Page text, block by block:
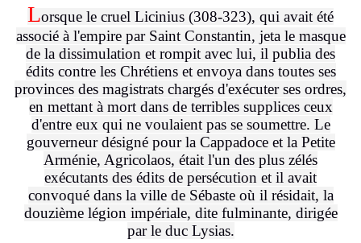
Lorsque le cruel Licinius (308-323), qui avait été
associé à l'empire par Saint Constantin, jeta le masque
de la dissimulation et rompit avec lui, il publia des
édits contre les Chrétiens et envoya dans toutes ses
provinces des magistrats chargés d'exécuter ses ordres,
en mettant à mort dans de terribles supplices ceux
d'entre eux qui ne voulaient pas se soumettre. Le
gouverneur désigné pour la Cappadoce et la Petite
Arménie, Agricolaos, était l'un des plus zélés
exécutants des édits de persécution et il avait
convoqué dans la ville de Sébaste où il résidait, la
douzième légion impériale, dite fulminante, dirigée
par le duc Lysias.